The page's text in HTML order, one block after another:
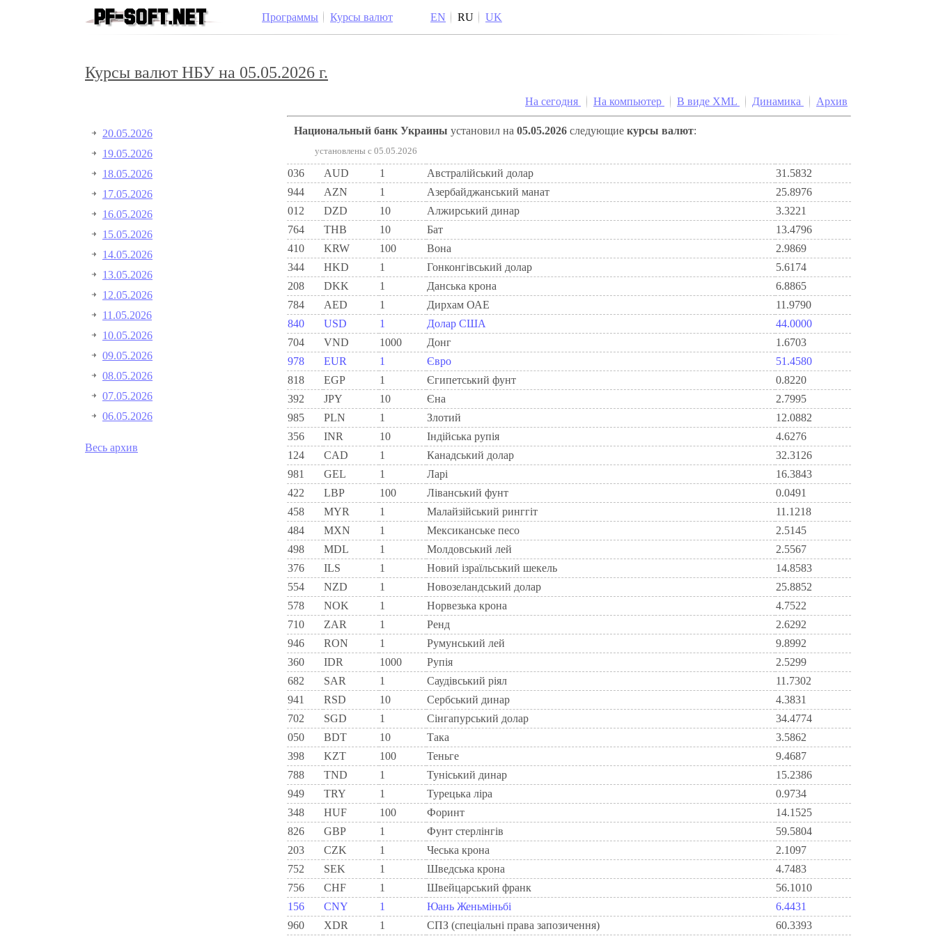
Программы Курсы валют EN RU UK
Курсы валют НБУ на 05.05.2026 г.
20.05.2026
19.05.2026
18.05.2026
17.05.2026
16.05.2026
15.05.2026
14.05.2026
13.05.2026
12.05.2026
11.05.2026
10.05.2026
09.05.2026
08.05.2026
07.05.2026
06.05.2026
Весь архив
На сегодня На компьютер В виде XML Динамика Архив
Национальный банк Украины установил на 05.05.2026 следующие курсы валют:
установлены c 05.05.2026
036 AUD 1 Австралійський долар
31.5832
944
AZN 1 Азербайджанський манат
25.8976
012
DZD 10 Алжирський динар
3.3221
764
THB 10 Бат
13.4796
410
KRW 100 Вона
2.9869
344
HKD 1 Гонконгівський долар
5.6174
208
DKK 1 Данська крона
6.8865
784
AED 1 Дирхам ОАЕ
11.9790
840
USD 1 Долар США
44.0000
704
VND 1000 Донг
1.6703
978
EUR 1 Євро
51.4580
818
EGP 1 Єгипетський фунт
0.8220
392
JPY 10 Єна
2.7995
985
PLN 1 Злотий
12.0882
356
INR 10 Індійська рупія
4.6276
124
CAD 1 Канадський долар
32.3126
981
GEL 1 Ларi
16.3843
422
LBP 100 Ліванський фунт
0.0491
458
MYR 1 Малайзійський ринггіт
11.1218
484
MXN 1 Мексиканське песо
2.5145
498
MDL 1 Молдовський лей
2.5567
376
ILS 1 Новий ізраїльський шекель
14.8583
554
NZD 1 Новозеландський долар
25.8852
578
NOK 1 Норвезька крона
4.7522
710
ZAR 1 Ренд
2.6292
946
RON 1 Румунський лей
9.8992
360
IDR 1000 Рупія
2.5299
682
SAR 1 Саудівський ріял
11.7302
941
RSD 10 Сербський динар
4.3831
702
SGD 1 Сінгапурський долар
34.4774
050
BDT 10 Така
3.5862
398
KZT 100 Теньге
9.4687
788
TND 1 Туніський динар
15.2386
949
TRY 1 Турецька ліра
0.9734
348
HUF 100 Форинт
14.1525
826
GBP 1 Фунт стерлінгів
59.5804
203
CZK 1 Чеська крона
2.1097
752
SEK 1 Шведська крона
4.7483
756
CHF 1 Швейцарський франк
56.1010
156
CNY 1 Юань Женьміньбі
6.4431
960
XDR 1 СПЗ (спеціальні права запозичення) 60.3393